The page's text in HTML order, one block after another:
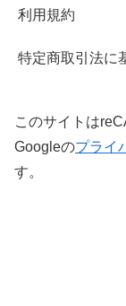
利用規約
特定商取引法に
このサイトは
Googleのプライ
す。